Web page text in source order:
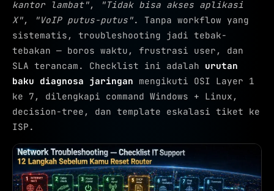
kantor lambat",
"Tidak bisa akses aplikasi
X", "VoIP putus-putus". Tanpa workflow yang
sistematis, troubleshooting jadi tebak-
tebakan — boros waktu, frustrasi user, dan
SLA terancam. Checklist ini adalah urutan
baku diagnosa jaringan mengikuti OSI Layer 1
ke 7, dilengkapi command Windows + Linux,
decision-tree, dan template eskalasi tiket ke
ISP.